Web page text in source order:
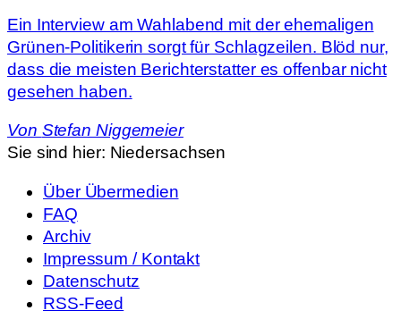
Ein Interview am Wahlabend mit der ehemaligen
Grünen-Politikerin sorgt für Schlagzeilen. Blöd nur,
dass die meisten Berichterstatter es offenbar nicht
gesehen haben.
Von Stefan Niggemeier
Sie sind hier: Niedersachsen
Über Übermedien
FAQ
Archiv
Impressum / Kontakt
Datenschutz
RSS-Feed